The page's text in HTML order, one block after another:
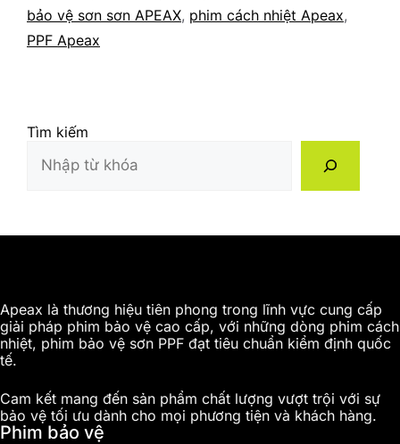
bảo vệ sơn sơn APEAX, phim cách nhiệt Apeax,
PPF Apeax
Tìm kiếm
Apeax là thương hiệu tiên phong trong lĩnh vực cung cấp
giải pháp phim bảo vệ cao cấp, với những dòng phim cách
nhiệt, phim bảo vệ sơn PPF đạt tiêu chuẩn kiểm định quốc
tế.
Cam kết mang đến sản phẩm chất lượng vượt trội với sự
bảo vệ tối ưu dành cho mọi phương tiện và khách hàng.
Phim bảo vệ